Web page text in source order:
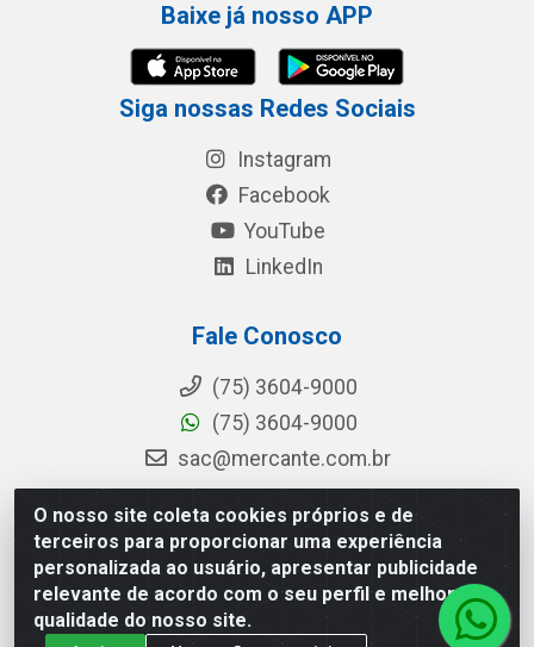
O nosso site coleta cookies próprios e de
terceiros para proporcionar uma experiência
personalizada ao usuário, apresentar publicidade
relevante de acordo com o seu perfil e melhorar a
qualidade do nosso site.
Baixe já nosso APP
Siga nossas Redes Sociais
Instagram
Facebook
YouTube
LinkedIn
Fale Conosco
(75) 3604-9000
(75) 3604-9000
sac@mercante.com.br
Mercante Distribuidora - Rua Mercante, 699 - Aviário, Feira de
Santana/BA - CEP 44.096-218 - CNPJ 96.755.848/0001-08